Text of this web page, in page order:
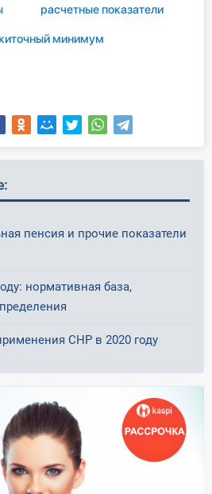
расчетные показатели
минимум
пенсия и прочие показатели
нормативная база,
СНР в 2020 году